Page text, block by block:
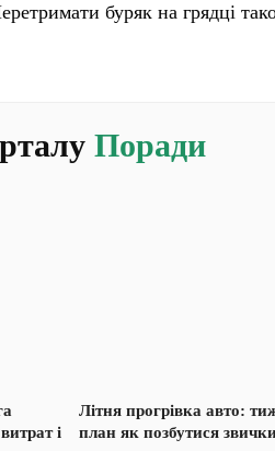
буряк на грядці
Поради
і
Літня прогрівка авто:
план як позбутися